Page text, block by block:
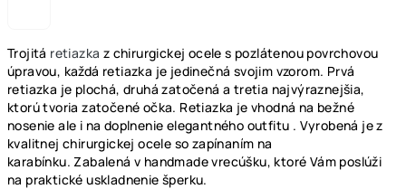
Trojitá retiazka z chirurgickej ocele s pozlátenou povrchovou
úpravou, každá retiazka je jedinečná svojim vzorom. Prvá
retiazka je plochá, druhá zatočená a tretia najvýraznejšia,
ktorú tvoria zatočené očka. Retiazka je vhodná na bežné
nosenie ale i na doplnenie elegantného outfitu . Vyrobená je z
kvalitnej chirurgickej ocele so zapínaním na
karabínku.Zabalená v handmade vrecúšku, ktoré Vám poslúži
na praktické uskladnenie šperku.